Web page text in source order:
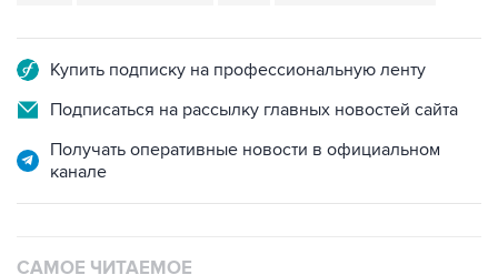
Купить подписку на профессиональную ленту
Подписаться на рассылку главных новостей сайта
Получать оперативные новости в официальном
канале
САМОЕ ЧИТАЕМОЕ